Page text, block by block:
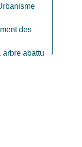
des
arbre abattu